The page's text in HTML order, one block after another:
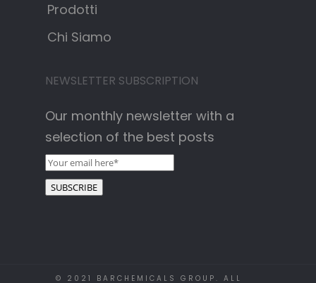
Prodotti
Chi Siamo
NEWSLETTER SUBSCRIPTION
Our monthly newsletter with a
selection of the best posts
© 2021 BARCHEMICALS GROUP. ALL